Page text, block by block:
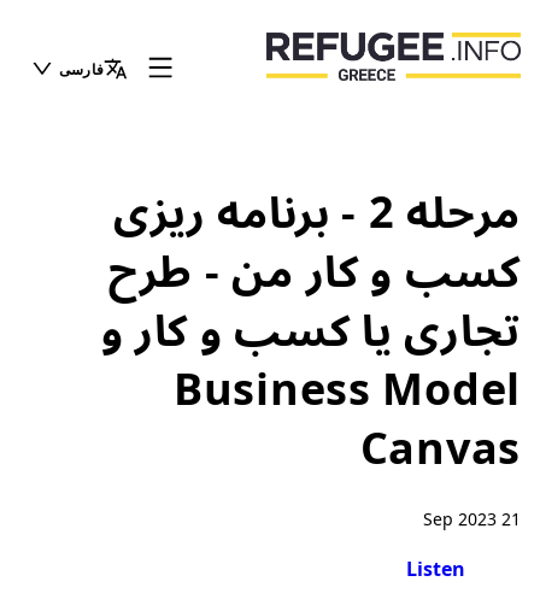
فارسی
مرحله 2 - برنامه ریزی
کسب و کار من - طرح
تجاری یا کسب و کار و
Business Model
Canvas
21 Sep 2023
Listen